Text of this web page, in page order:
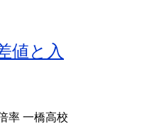
値と入
率 一橋高校